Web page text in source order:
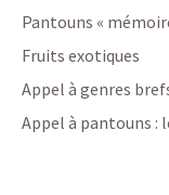
Pantouns «
Fruits exotiques
Appel à genres
Appel à pantouns :